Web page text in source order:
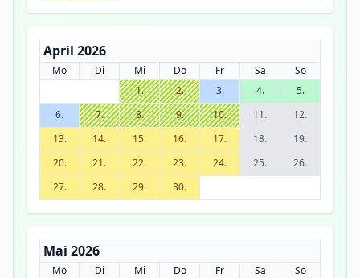
April 2026
Mo Di Mi Do Fr Sa
So
1.
2. 3. 4.
5.
6.
7. 8. 9. 10. 11.
12.
13.
14. 15. 16. 17. 18.
19.
20.
21. 22. 23. 24. 25.
26.
27.
28. 29. 30.
Mai 2026
Mo Di Mi Do Fr Sa
So